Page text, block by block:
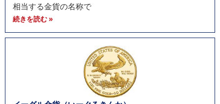
相当する金貨の名称で
続きを読む »